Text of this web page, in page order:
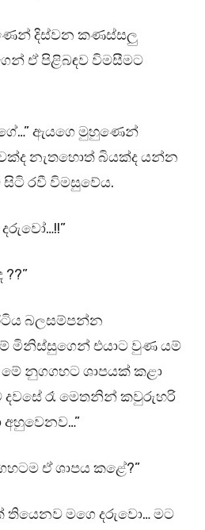
දිස්වන කණස්සලු
ඒ පිළිබඳව විමසීමට
ඇයගෙ මුහුණෙන්
නැතහොත් බියක්ද යන්න
රවී විමසුවේය.
දරුවෝ…!!”
බලසම්පන්න
මිනිස්සුගෙන් එයාට වුණ යම්
මේ නුගගහට ශාපයක් කළා
දවසේ රෑ මෙතනින් කවුරුහරි
අහුවෙනව…”
ඒ ශාපය කළේ?”
මගෙ දරුවො… මට